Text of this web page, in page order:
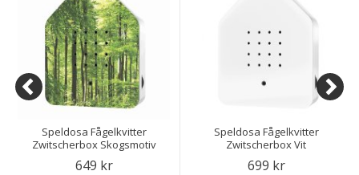
Speldosa Fågelkvitter
Zwitscherbox Skogsmotiv
649 kr
Speldosa Fågelkvitter
Zwitscherbox Vit
699 kr